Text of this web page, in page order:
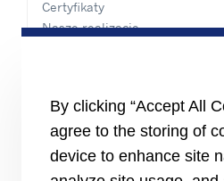
Certyfikaty
Nasze realizacje
MATERIAŁY ŹRÓDŁOWE
Broszury
Filmy
By clicking “Accept All
agree to the storing of
device to enhance site